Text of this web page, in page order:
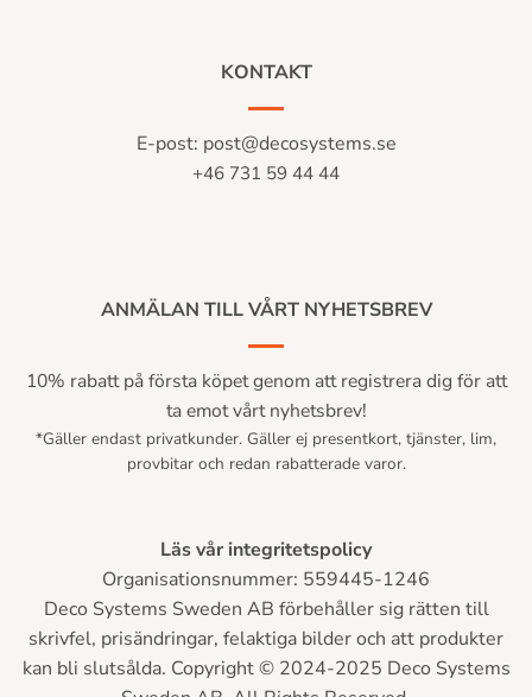
KONTAKT
E-post: post@decosystems.se
+46 731 59 44 44
ANMÄLAN TILL VÅRT NYHETSBREV
10% rabatt på första köpet genom att registrera dig för att
ta emot vårt nyhetsbrev!
*Gäller endast privatkunder. Gäller ej presentkort, tjänster, lim,
provbitar och redan rabatterade varor.
Läs vår integritetspolicy
Organisationsnummer: 559445-1246
Deco Systems Sweden AB förbehåller sig rätten till
skrivfel, prisändringar, felaktiga bilder och att produkter
kan bli slutsålda. Copyright © 2024-2025 Deco Systems